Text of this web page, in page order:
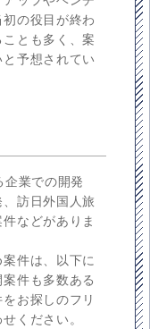
の役目が終わ
とも多く、案
予想されてい
業での開発
訪日外国人旅
などがありま
件は、以下に
件も多数ある
お探しのフリ
ください。